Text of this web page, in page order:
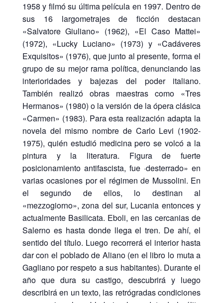
1958 y filmó su última película en 1997. Dentro de
sus 16 largometrajes de ficción destacan
«Salvatore Giuliano» (1962), «El Caso Mattei»
(1972), «Lucky Luciano» (1973) y «Cadáveres
Exquisitos» (1976), que junto al presente, forma el
grupo de su mejor rama política, denunciando las
interioridades y bajezas del poder italiano.
También realizó obras maestras como «Tres
Hermanos» (1980) o la versión de la ópera clásica
«Carmen» (1983). Para esta realización adapta la
novela del mismo nombre de Carlo Levi (1902-
1975), quién estudió medicina pero se volcó a la
pintura y la literatura. Figura de fuerte
posicionamiento antifascista, fue ·desterrado» en
varias ocasiones por el régimen de Mussolini. En
el segundo de ellos, lo destinan al
«mezzogiorno», zona del sur, Lucania entonces y
actualmente Basilicata. Eboli, en las cercanias de
Salerno es hasta donde llega el tren. De ahí, el
sentido del título. Luego recorrerá el interior hasta
dar con el poblado de Aliano (en el libro lo muta a
Gagliano por respeto a sus habitantes). Durante el
año que dura su castigo, descubrirá y luego
describirá en un texto, las retrógradas condiciones